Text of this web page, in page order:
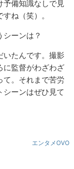
備知識なしで見
ね（笑）。
ーンは？
たんです。撮影
に監督がわざわざ
て。それまで苦労
シーンはぜひ見て
エンタメOVO